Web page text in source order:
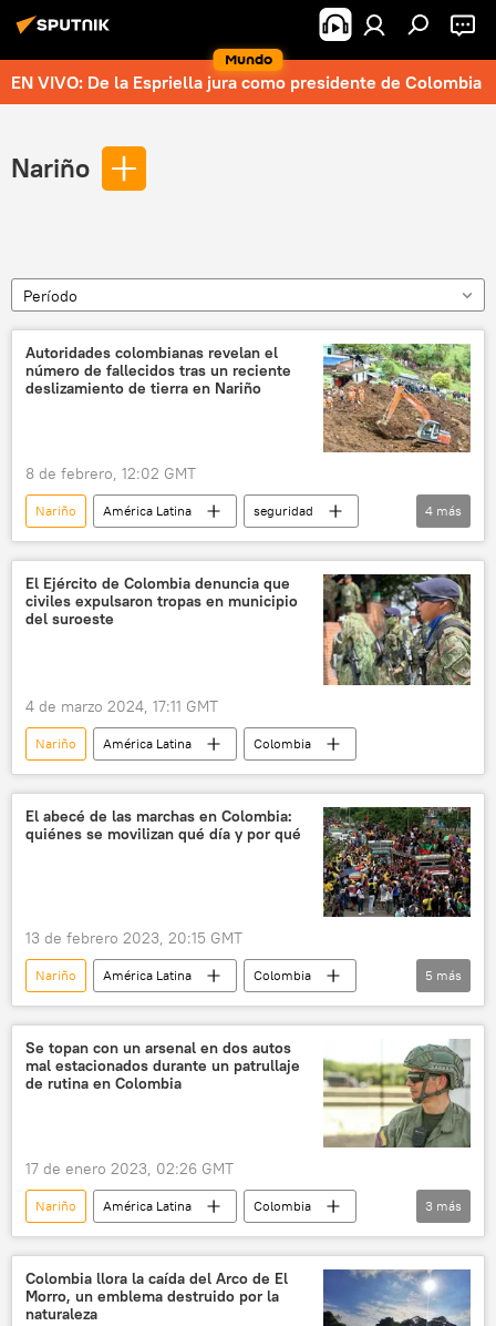
Mundo
EN VIVO: De la Espriella jura como presidente de Colombia
Nariño
Período
Autoridades colombianas revelan el
número de fallecidos tras un reciente
deslizamiento de tierra en Nariño
8 de febrero, 12:02 GMT
Nariño América Latina
seguridad
Colombia
Gustavo Petro
🌎 América
deslizamiento de tierra
4 más
El Ejército de Colombia denuncia que
civiles expulsaron tropas en municipio
del suroeste
4 de marzo 2024, 17:11 GMT
Nariño América Latina Colombia
El abecé de las marchas en Colombia:
quiénes se movilizan qué día y por qué
13 de febrero 2023, 20:15 GMT
Nariño América Latina
Colombia
Senado de Colombia
política
Bogotá
Centro Democrático
Gustavo Petro
5 más
Se topan con un arsenal en dos autos
mal estacionados durante un patrullaje
de rutina en Colombia
17 de enero 2023, 02:26 GMT
Nariño América Latina
Colombia
disidencia
FARC
Policía de Colombia
3 más
Colombia llora la caída del Arco de El
Morro, un emblema destruido por la
naturaleza